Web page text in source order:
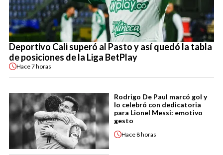
Deportivo Cali superó al Pasto y así quedó la tabla
de posiciones de la Liga BetPlay
Hace7 horas
Rodrigo De Paul marcó gol y
lo celebró con dedicatoria
para Lionel Messi: emotivo
gesto
Hace8 horas